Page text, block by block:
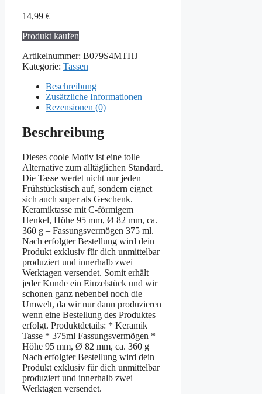
14,99 €
Produkt kaufen
Artikelnummer: B079S4MTHJ
Kategorie: Tassen
Beschreibung
Zusätzliche Informationen
Rezensionen (0)
Beschreibung
Dieses coole Motiv ist eine tolle
Alternative zum alltäglichen Standard.
Die Tasse wertet nicht nur jeden
Frühstückstisch auf, sondern eignet
sich auch super als Geschenk.
Keramiktasse mit C-förmigem
Henkel, Höhe 95 mm, Ø 82 mm, ca.
360 g – Fassungsvermögen 375 ml.
Nach erfolgter Bestellung wird dein
Produkt exklusiv für dich unmittelbar
produziert und innerhalb zwei
Werktagen versendet. Somit erhält
jeder Kunde ein Einzelstück und wir
schonen ganz nebenbei noch die
Umwelt, da wir nur dann produzieren
wenn eine Bestellung des Produktes
erfolgt. Produktdetails: * Keramik
Tasse * 375ml Fassungsvermögen *
Höhe 95 mm, Ø 82 mm, ca. 360 g
Nach erfolgter Bestellung wird dein
Produkt exklusiv für dich unmittelbar
produziert und innerhalb zwei
Werktagen versendet.